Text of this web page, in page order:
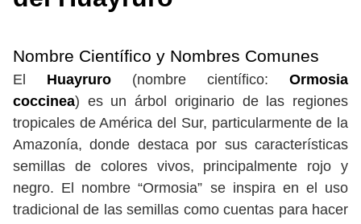
Nombre Científico y Nombres Comunes
El Huayruro (nombre científico: Ormosia
coccinea) es un árbol originario de las regiones
tropicales de América del Sur, particularmente de la
Amazonía, donde destaca por sus características
semillas de colores vivos, principalmente rojo y
negro. El nombre “Ormosia” se inspira en el uso
tradicional de las semillas como cuentas para hacer